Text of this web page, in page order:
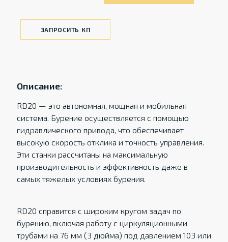
ЗАПРОСИТЬ КП
Описание:
RD20 — это автономная, мощная и мобильная
система. Бурение осуществляется с помощью
гидравлического привода, что обеспечивает
высокую скорость отклика и точность управления.
Эти станки рассчитаны на максимальную
производительность и эффективность даже в
самых тяжелых условиях бурения.
RD20 справится с широким кругом задач по
бурению, включая работу с циркуляционными
трубами на 76 мм (3 дюйма) под давлением 103 или